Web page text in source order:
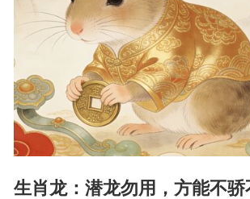
生肖龙：潜龙勿用，方能不骄